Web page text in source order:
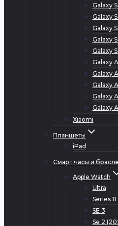
Galaxy
Galaxy
Galaxy
Galaxy
Galaxy
Galaxy
Galaxy
Galaxy
Galaxy
Galaxy
Xiaomi
Планшеты
iPad
Смарт часы и
Apple Watch
Ultra
Series 11
SE 3
Se 2